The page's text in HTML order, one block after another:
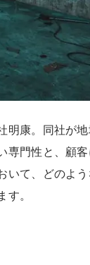
明康。同社が
専門性と、顧
いて、どのよ
す。